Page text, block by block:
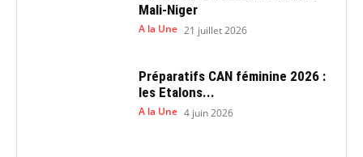
Mali-Niger
A la Une 21 juillet 2026
Préparatifs CAN féminine 2026 :
les Etalons...
A la Une 4 juin 2026